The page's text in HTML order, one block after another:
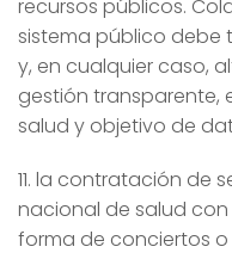
recursos públicos.
sistema público debe
y, en cualquier caso,
gestión transparente,
salud y objetivo de
11. la contratación de
nacional de salud
forma de conciertos